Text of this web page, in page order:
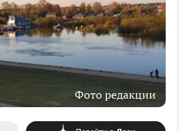
Фото редакции